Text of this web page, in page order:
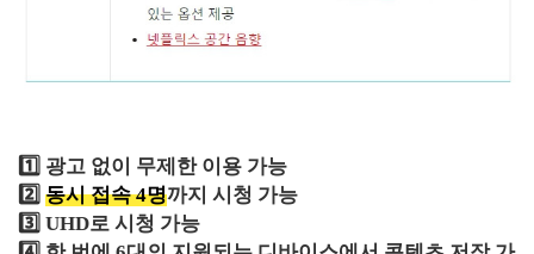
1️⃣ 광고 없이 무제한 이용 가능
2️⃣ 동시 접속 4명까지 시청 가능
3️⃣ UHD로 시청 가능